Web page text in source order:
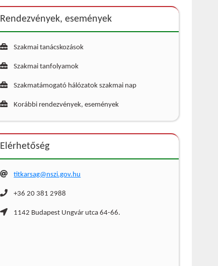
Rendezvények, események
Szakmai tanácskozások
Szakmai tanfolyamok
Szakmatámogató hálózatok szakmai nap
Korábbi rendezvények, események
Elérhetőség
titkarsag@nszi.gov.hu
+36 20 381 2988
1142 Budapest Ungvár utca 64-66.